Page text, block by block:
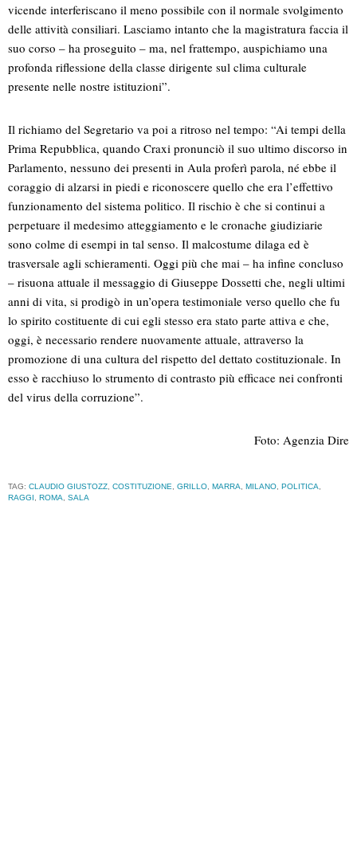
vicende interferiscano il meno possibile con il normale svolgimento
delle attività consiliari. Lasciamo intanto che la magistratura faccia il
suo corso – ha proseguito – ma, nel frattempo, auspichiamo una
profonda riflessione della classe dirigente sul clima culturale
presente nelle nostre istituzioni”.
Il richiamo del Segretario va poi a ritroso nel tempo: “Ai tempi della
Prima Repubblica, quando Craxi pronunciò il suo ultimo discorso in
Parlamento, nessuno dei presenti in Aula proferì parola, né ebbe il
coraggio di alzarsi in piedi e riconoscere quello che era l’effettivo
funzionamento del sistema politico. Il rischio è che si continui a
perpetuare il medesimo atteggiamento e le cronache giudiziarie
sono colme di esempi in tal senso. Il malcostume dilaga ed è
trasversale agli schieramenti. Oggi più che mai – ha infine concluso
– risuona attuale il messaggio di Giuseppe Dossetti che, negli ultimi
anni di vita, si prodigò in un’opera testimoniale verso quello che fu
lo spirito costituente di cui egli stesso era stato parte attiva e che,
oggi, è necessario rendere nuovamente attuale, attraverso la
promozione di una cultura del rispetto del dettato costituzionale. In
esso è racchiuso lo strumento di contrasto più efficace nei confronti
del virus della corruzione”.
Foto: Agenzia Dire
TAG: CLAUDIO GIUSTOZZ, COSTITUZIONE, GRILLO, MARRA, MILANO, POLITICA,
RAGGI, ROMA, SALA